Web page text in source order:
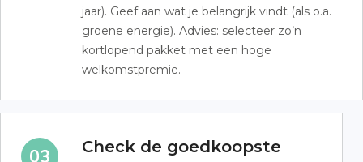
jaar). Geef aan wat je belangrijk vindt (als o.a.
groene energie). Advies: selecteer zo’n
kortlopend pakket met een hoge
welkomstpremie.
Check de goedkoopste